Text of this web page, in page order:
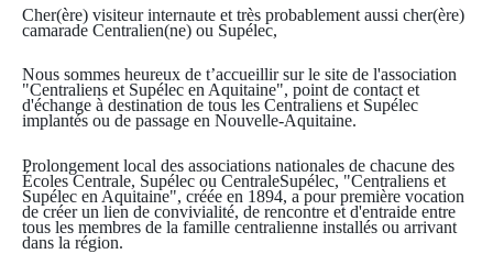
Cher(ère) visiteur internaute et très probablement aussi cher(ère)
camarade Centralien(ne) ou Supélec,
Nous sommes heureux de t’accueillir sur le site de l'association
"Centraliens et Supélec en Aquitaine", point de contact et
d'échange à destination de tous les Centraliens et Supélec
implantés ou de passage en Nouvelle-Aquitaine.
Prolongement local des associations nationales de chacune des
Écoles Centrale, Supélec ou CentraleSupélec, "Centraliens et
Supélec en Aquitaine", créée en 1894, a pour première vocation
de créer un lien de convivialité, de rencontre et d'entraide entre
tous les membres de la famille centralienne installés ou arrivant
dans la région.